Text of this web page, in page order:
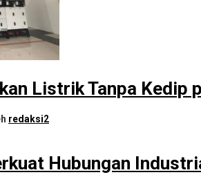
Listrik Tanpa Kedip
redaksi2
Hubungan